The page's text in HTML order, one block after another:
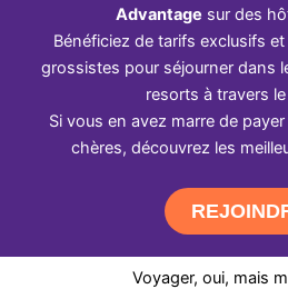
Advantage sur des
Bénéficiez de tarifs exclusifs
grossistes pour séjourner dans
resorts à travers
Si vous en avez marre de
chères, découvrez les
Voyager, oui, mais